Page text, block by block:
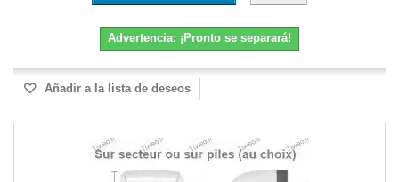
Advertencia: ¡Pronto se separará!
Añadir a la lista de deseos